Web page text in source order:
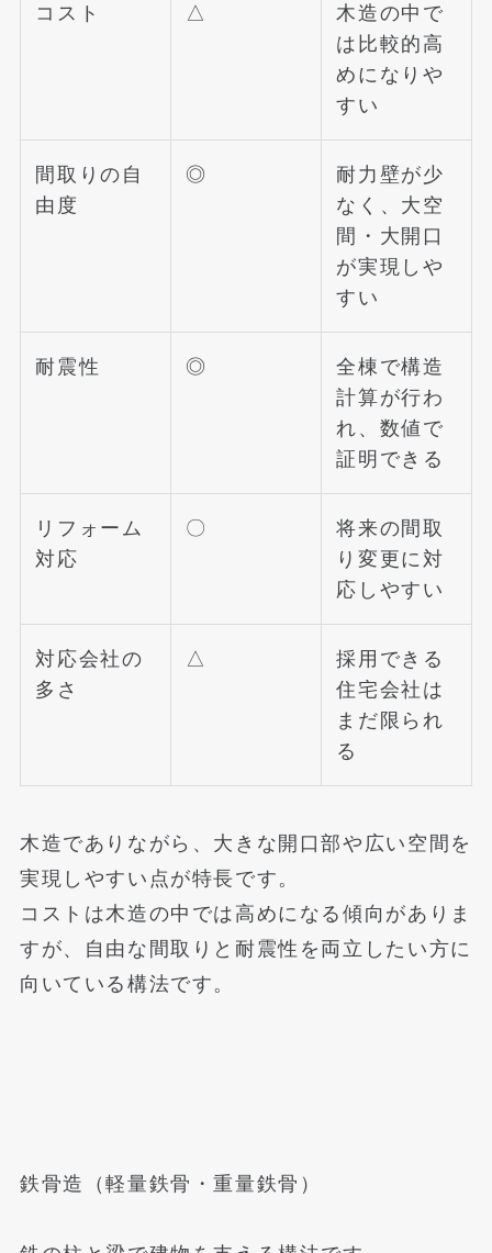
コスト △
木造の中で
は比較的高
めになりや
すい
間取りの自
由度
◎
耐力壁が少
なく、大空
間・大開口
が実現しや
すい
耐震性 ◎
全棟で構造
計算が行わ
れ、数値で
証明できる
リフォーム
対応
〇
将来の間取
り変更に対
応しやすい
対応会社の
多さ
△
採用できる
住宅会社は
まだ限られ
る
木造でありながら、大きな開口部や広い空間を
実現しやすい点が特長です。
コストは木造の中では高めになる傾向がありま
すが、自由な間取りと耐震性を両立したい方に
向いている構法です。
鉄骨造（軽量鉄骨・重量鉄骨）